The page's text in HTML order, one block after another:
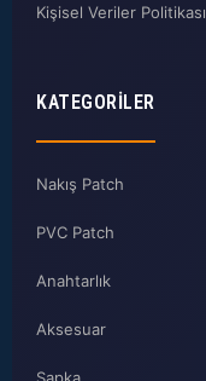
Kişisel Veriler Politikası
KATEGORILER
Nakış Patch
PVC Patch
Anahtarlık
Aksesuar